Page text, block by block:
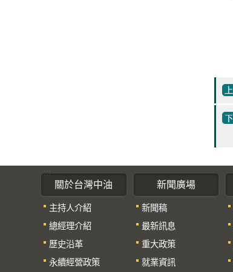
:::
關於台灣中油
主持人介紹
總經理介紹
歷史沿革
永續經營政策
新聞廣場
新聞稿
最新訊息
重大政策
就業資訊